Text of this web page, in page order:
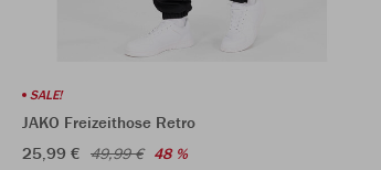
SALE!
JAKO Freizeithose Retro
25,99 € 49,99 € 48 %